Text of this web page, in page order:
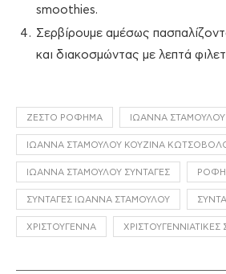
smoothies.
Σερβίρουμε αμέσως
και διακοσμώντας με λεπτά
ΖΕΣΤΌ ΡΌΦΗΜΑ ΙΩΆΝΝΑ ΣΤΑΜΟΎΛΟΥ
ΙΩΆΝΝΑ ΣΤΑΜΟΎΛΟΥ ΚΟΥΖΊΝΑ
ΙΩΆΝΝΑ ΣΤΑΜΟΎΛΟΥ ΣΥΝΤΑΓΈΣ
ΣΥΝΤΑΓΈΣ ΙΩΆΝΝΑ ΣΤΑΜΟΎΛΟΥ
ΧΡΙΣΤΟΎΓΕΝΝΑ ΧΡΙΣΤΟΥΓΕΝΝΙΆΤΙΚΕΣ